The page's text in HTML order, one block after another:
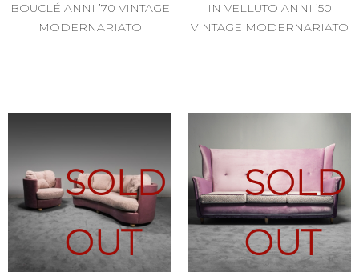
BOUCLÉ ANNI ’70 VINTAGE
MODERNARIATO
IN VELLUTO ANNI ’50
VINTAGE MODERNARIATO
SOLD
OUT
SOLD
OUT